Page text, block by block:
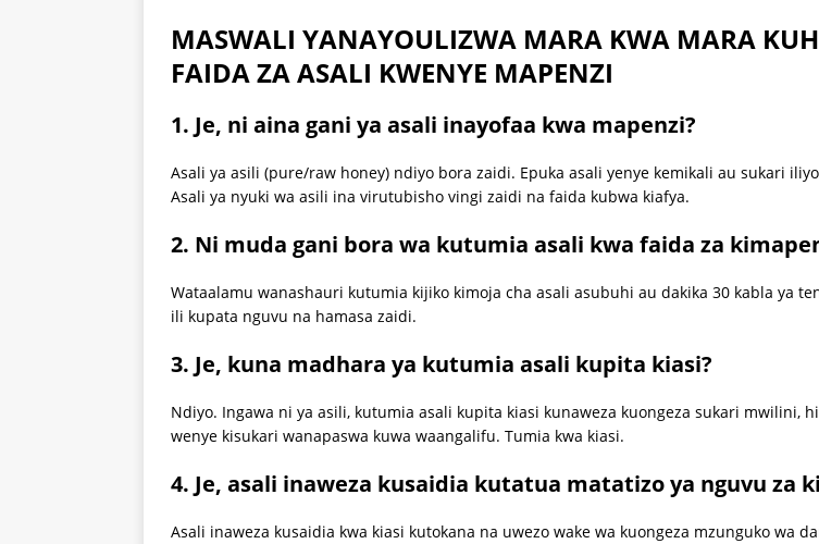
MASWALI YANAYOULIZWA MARA KWA MARA
FAIDA ZA ASALI KWENYE MAPENZI
1. Je, ni aina gani ya asali inayofaa kwa mapenzi?
Asali ya asili (pure/raw honey) ndiyo bora zaidi. Epuka asali yenye kemikali au sukari
Asali ya nyuki wa asili ina virutubisho vingi zaidi na faida kubwa kiafya.
2. Ni muda gani bora wa kutumia asali kwa faida za
Wataalamu wanashauri kutumia kijiko kimoja cha asali asubuhi au dakika 30 kabla ya
ili kupata nguvu na hamasa zaidi.
3. Je, kuna madhara ya kutumia asali kupita kiasi?
Ndiyo. Ingawa ni ya asili, kutumia asali kupita kiasi kunaweza kuongeza sukari mwilini,
wenye kisukari wanapaswa kuwa waangalifu. Tumia kwa kiasi.
4. Je, asali inaweza kusaidia kutatua matatizo ya nguvu za
Asali inaweza kusaidia kwa kiasi kutokana na uwezo wake wa kuongeza mzunguko wa